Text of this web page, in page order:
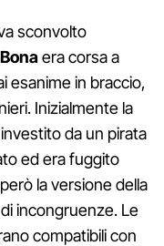
sconvolto
era corsa a
esanime in braccio,
Inizialmente la
da un pirata
ed era fuggito
la versione della
incongruenze. Le
compatibili con